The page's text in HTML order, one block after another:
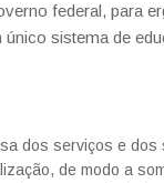
federal, para
sistema de
dos serviços e
de modo a